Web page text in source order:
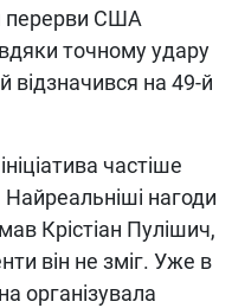
перерви США
точному удару
відзначився на 49-й
частіше
нагоди
Крістіан Пулішич,
він не зміг. Уже в
організувала